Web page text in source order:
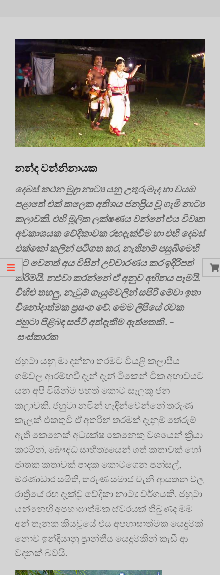
නන්ද වන්නිනායක
දෙබස් කථන මුද්‍රා නාට්‍ය යනු උතුරුමැද හා වයඹ
පළාතේ එක් කලෙක අතිශය ජනප්‍රිය වූ ගැමි නාට්‍ය
කලාවකි. එහි මූලික ලක්ෂණය වන්නේ එය විවෘත
අවකාශයක වේදිකාවක රඟදැක්වීම හා එහි දෙබස්
එක්කෝ කලින් පටිගත කර, නැතිනම් පසුබිමෙහි
සිට වෙනත් අය විසින් උච්චාරණය කර ඉදිරිපත්
කිරීමයි. නළුවා කරන්නේ ඒ අනුව අභිනය පෑමයි.
විහිළු තහලු, නැටුම් ගැයුම්වලින් සපිරි මේවා ඉතා
විනෝදාත්මක ප්‍රසංග වේ. මෙම ලිපියේ රචක
ජහුටා පිළිබඳ සජීවී අත්දැකීම් ඇත්තෙකි . –
සංස්කාරක
ජහුටා යනු මා දන්නා තරමට වියළි කලාපීය
ගම්වල ආරම්භවී දැන් දැන් ටිකෙන් ටික අභාවයට
යන අපි විසින්ම පහත් කොට සැලකූ ජන
කලාවකි. ජහුටා නමින් හැඳින්වෙන්නේ තරුණ
කැලක් එකතුවී ඒ අතරින් තරමක් දැනුම් තේරුම්
ඇති කෙනෙක් අධ්‍යක්ෂ කෙනෙකු වශයෙන් ක්‍රියා
කරමින්, බෞද්ධ සාහිත්‍යයෙන් ගත් කතාවක් හෝ
ජාතක කතාවක් පාදක කොටගෙන පන්සල්,
මරණාධාර සමිති, තරුණ සමාජ වැනි ආයතන වල
රාත්‍රියේ රඟ දැක්වූ වේදිකා නාට්‍ය වර්ගයකි. ජහුටා
යන්නෙහි අපහාසාත්මක ස්වරයක් තිබුණද මම
අන් තැනක කියවූයේ එය අපහාසාත්මක යෙදුමක්
නොව ඉන්දියානු ප්‍රාන්තීය යෙදුමකින් කැඩී ආ
වදනක් බවයි.